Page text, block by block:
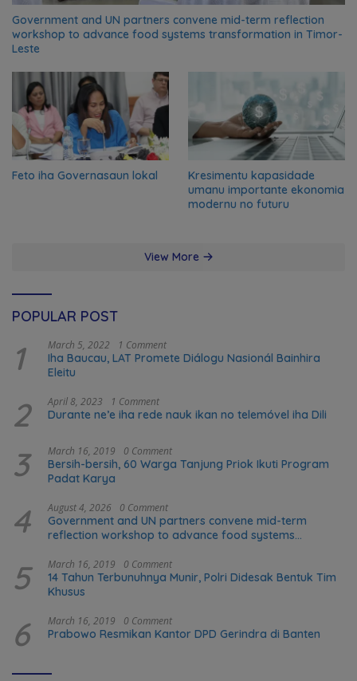
Government and UN partners convene mid-term reflection
workshop to advance food systems transformation in Timor-
Leste
Feto iha Governasaun lokal
Kresimentu kapasidade
umanu importante ekonomia
modernu no futuru
View More
POPULAR POST
1 March 5, 2022 1 Comment
Iha Baucau, LAT Promete Diálogu Nasionál Bainhira
Eleitu
2 April 8, 2023 1 Comment
Durante ne’e iha rede nauk ikan no telemóvel iha Dili
3 March 16, 2019 0 Comment
Bersih-bersih, 60 Warga Tanjung Priok Ikuti Program
Padat Karya
4 August 4, 2026 0 Comment
Government and UN partners convene mid-term
reflection workshop to advance food systems
5 March 16, 2019 0 Comment
14 Tahun Terbunuhnya Munir, Polri Didesak Bentuk Tim
Khusus
6 March 16, 2019 0 Comment
Prabowo Resmikan Kantor DPD Gerindra di Banten